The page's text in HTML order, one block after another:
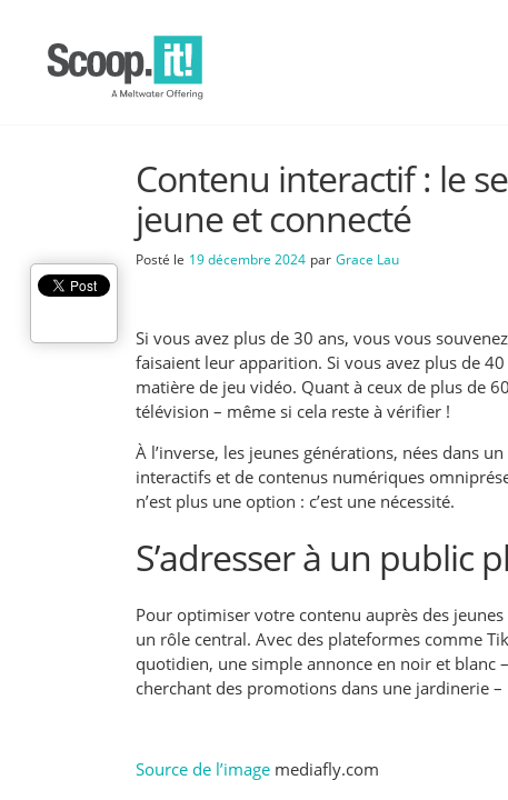
Contenu interactif : le
jeune et connecté
Posté le 19 décembre 2024 par Grace Lau
Si vous avez plus de 30 ans, vous vous
faisaient leur apparition. Si vous avez plus de
matière de jeu vidéo. Quant à ceux de plus de
télévision – même si cela reste à vérifier !
À l’inverse, les jeunes générations, nées dans
interactifs et de contenus numériques
n’est plus une option : c’est une nécessité.
S’adresser à un public
Pour optimiser votre contenu auprès des
un rôle central. Avec des plateformes comme
quotidien, une simple annonce en noir et blanc
cherchant des promotions dans une jardinerie
Source de l’image mediafly.com